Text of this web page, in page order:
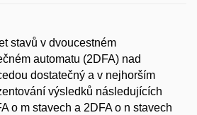
stavů v dvoucestném
automatu (2DFA) nad
dostatečný a v nejhorším
výsledků následujících
o m stavech a 2DFA o n stavech